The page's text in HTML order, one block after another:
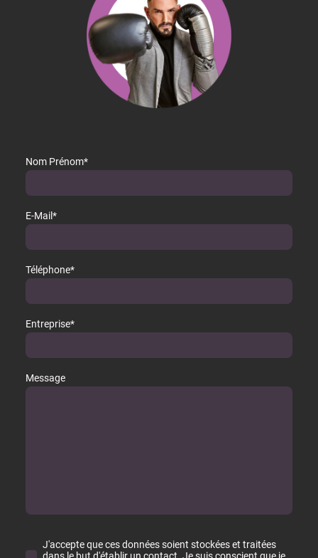
Nom Prénom*
E-Mail*
Téléphone*
Entreprise*
Message
J'accepte que ces données soient stockées et traitées
dans le but d'établir un contact. Je suis conscient que je